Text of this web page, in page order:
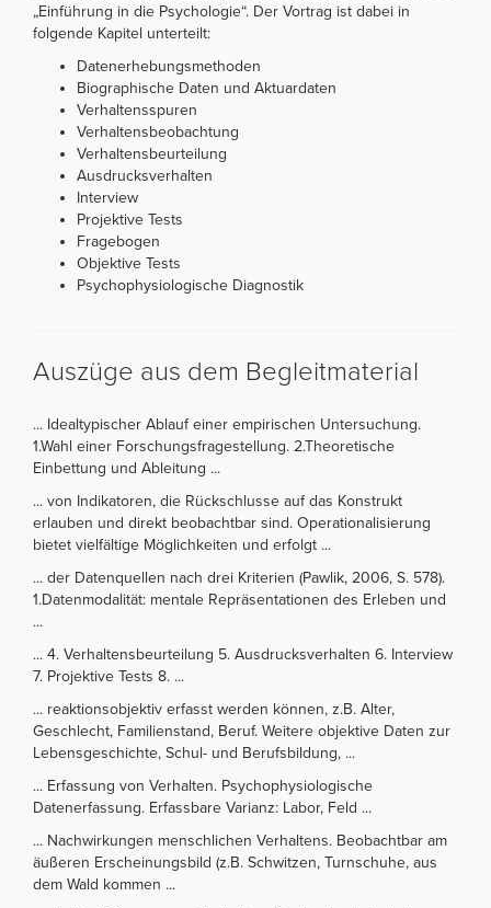
„Einführung in die Psychologie“. Der Vortrag ist dabei in
folgende Kapitel unterteilt:
Datenerhebungsmethoden
Biographische Daten und Aktuardaten
Verhaltensspuren
Verhaltensbeobachtung
Verhaltensbeurteilung
Ausdrucksverhalten
Interview
Projektive Tests
Fragebogen
Objektive Tests
Psychophysiologische Diagnostik
Auszüge aus dem Begleitmaterial
... Idealtypischer Ablauf einer empirischen Untersuchung.
1.Wahl einer Forschungsfragestellung. 2.Theoretische
Einbettung und Ableitung ...
... von Indikatoren, die Rückschlusse auf das Konstrukt
erlauben und direkt beobachtbar sind. Operationalisierung
bietet vielfältige Möglichkeiten und erfolgt ...
... der Datenquellen nach drei Kriterien (Pawlik, 2006, S. 578).
1.Datenmodalität: mentale Repräsentationen des Erleben und
...
... 4. Verhaltensbeurteilung 5. Ausdrucksverhalten 6. Interview
7. Projektive Tests 8. ...
... reaktionsobjektiv erfasst werden können, z.B. Alter,
Geschlecht, Familienstand, Beruf. Weitere objektive Daten zur
Lebensgeschichte, Schul- und Berufsbildung, ...
... Erfassung von Verhalten. Psychophysiologische
Datenerfassung. Erfassbare Varianz: Labor, Feld ...
... Nachwirkungen menschlichen Verhaltens. Beobachtbar am
äußeren Erscheinungsbild (z.B. Schwitzen, Turnschuhe, aus
dem Wald kommen ...